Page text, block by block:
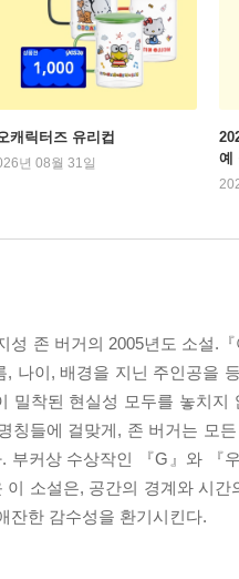
캐릭터즈 유리컵
년 08월 31일
예
성 존 버거의 2005년도 소설.
, 나이, 배경을 지닌 주인공을
밀착된 현실성 모두를 놓치
칭들에 걸맞게, 존 버거는 모
부커상 수상작인 『G』와 『
이 소설은, 공간의 경계와 시
잔한 감수성을 환기시킨다.